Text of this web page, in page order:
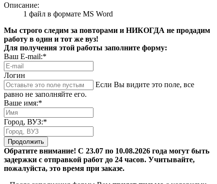
Описание:
1 файл в формате MS Word
Мы строго следим за повторами и НИКОГДА не продадим
работу в один и тот же вуз!
Для получения этой работы заполните форму:
Ваш E-mail:*
Логин
Если Вы видите это поле, все
равно не заполняйте его.
Ваше имя:*
Город, ВУЗ:*
Продолжить
Обратите внимание! С 23.07 по 10.08.2026 года могут быть
задержки с отправкой работ до 24 часов. Учитывайте,
пожалуйста, это время при заказе.